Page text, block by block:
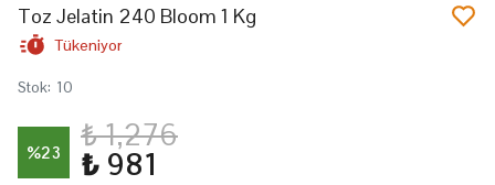
Toz Jelatin 240 Bloom 1 Kg
Tükeniyor
Stok: 10
%23 ₺ 1,276
₺ 981